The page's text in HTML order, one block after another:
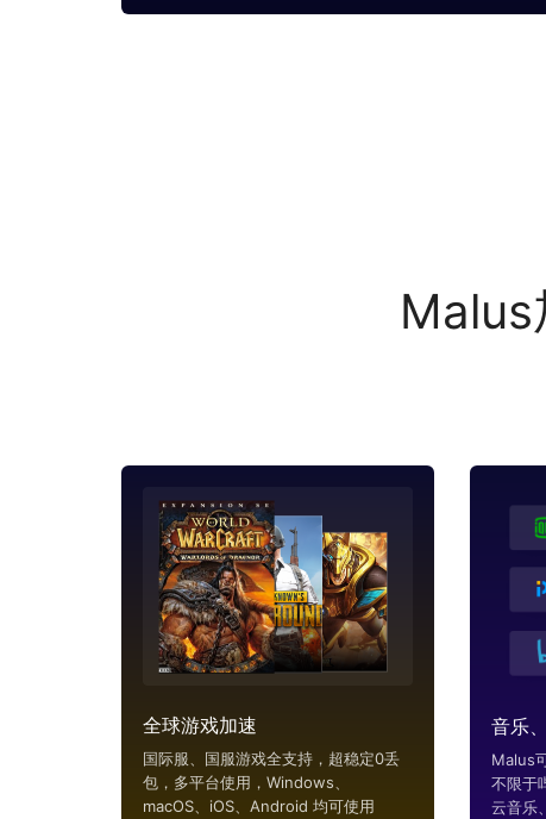
Malus
全球游戏加速
国际服、国服游戏全支持，超稳定0丢
包，多平台使用，Windows、
macOS、iOS、Android 均可使用
音乐
Malus
不限于
云音乐